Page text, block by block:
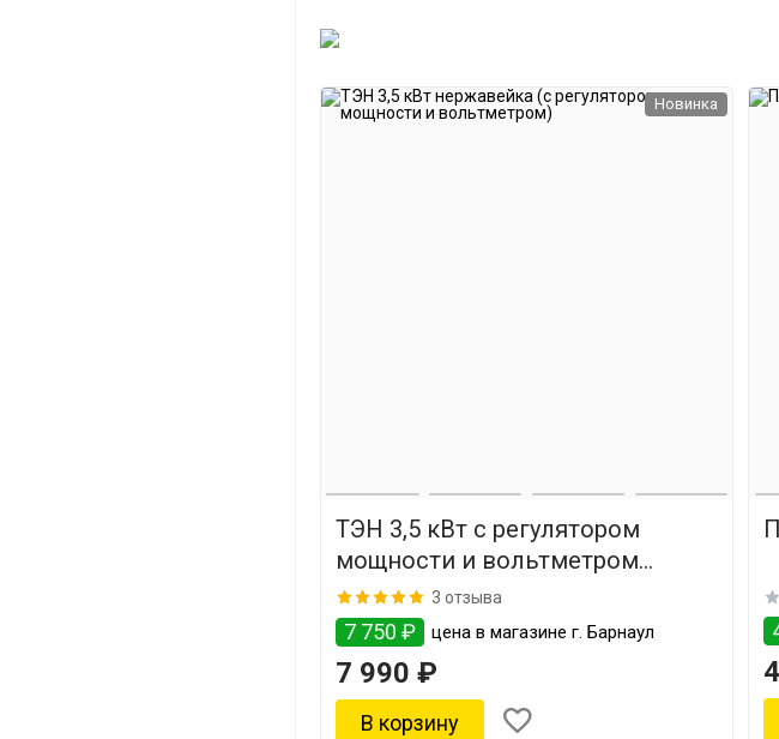
Новинка
ТЭН 3,5 кВт с регулятором
мощности и вольтметром
(нержавейка)
3 отзыва
7 750 ₽ цена в магазине г. Барнаул
7 990 ₽